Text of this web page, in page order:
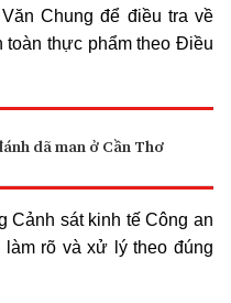
Chung để điều tra về
toàn thực phẩm theo Điều
dã man ở Cần Thơ
Cảnh sát kinh tế Công an
rõ và xử lý theo đúng